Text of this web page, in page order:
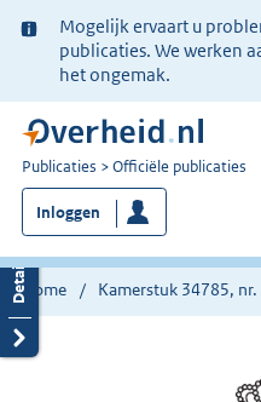
Ter
informatie:
Mogelijk ervaart u
publicaties. We werken
het ongemak.
U
bent
nu
hier:
Publicaties Officiële publicaties
Inloggen
Home Kamerstuk 34785, nr.